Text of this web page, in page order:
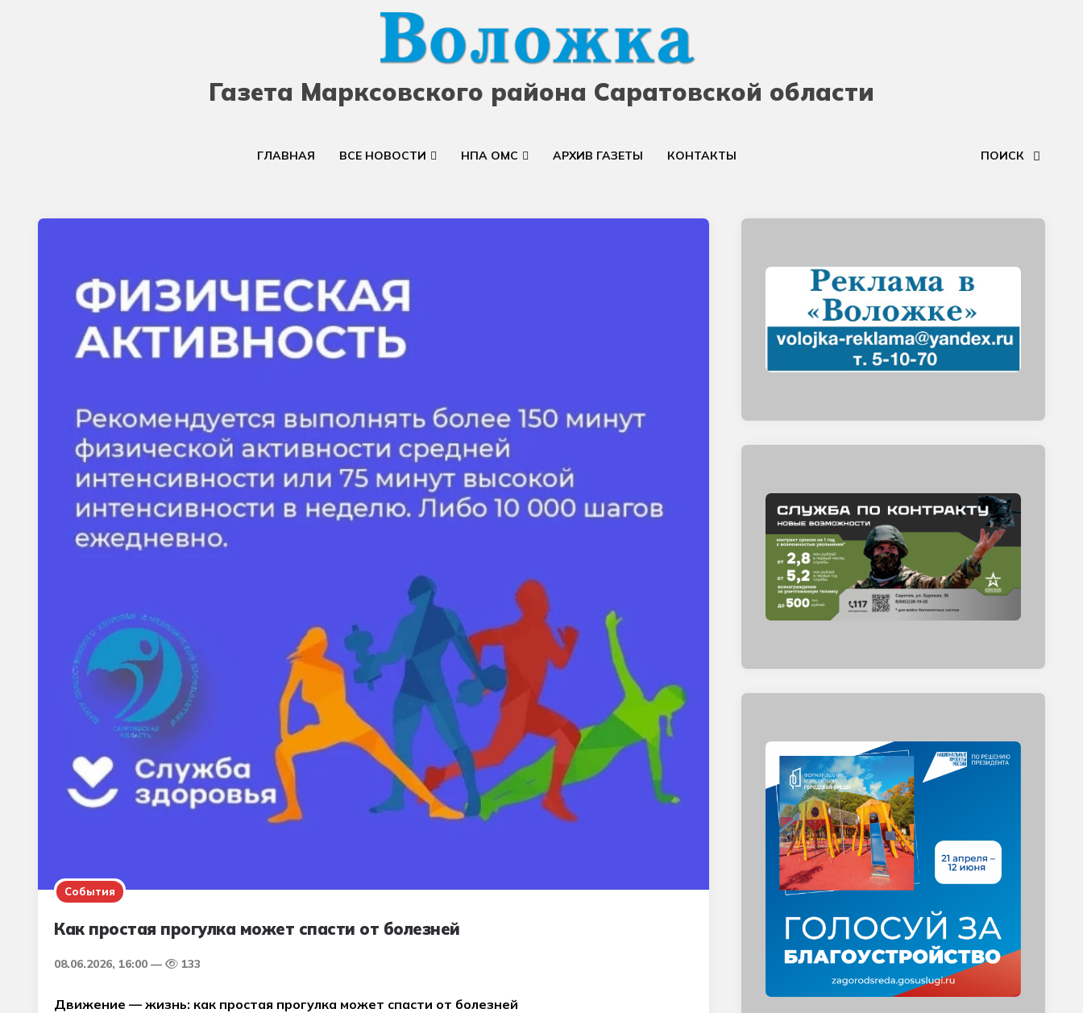
Газета Марксовского района Саратовской области
ГЛАВНАЯ ВСЕ НОВОСТИ НПА ОМС АРХИВ ГАЗЕТЫ КОНТАКТЫ ПОИСК
События
Как простая прогулка может спасти от болезней
08.06.2026, 16:00 133
Движение — жизнь: как простая прогулка может спасти от болезней